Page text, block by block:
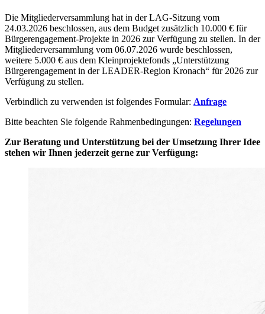
Die Mitgliederversammlung hat in der LAG-Sitzung vom
24.03.2026 beschlossen, aus dem Budget zusätzlich 10.000 € für
Bürgerengagement-Projekte in 2026 zur Verfügung zu stellen. In der
Mitgliederversammlung vom 06.07.2026 wurde beschlossen,
weitere 5.000 € aus dem Kleinprojektefonds „Unterstützung
Bürgerengagement in der LEADER-Region Kronach“ für 2026 zur
Verfügung zu stellen.
Verbindlich zu verwenden ist folgendes Formular: Anfrage
Bitte beachten Sie folgende Rahmenbedingungen: Regelungen
Zur Beratung und Unterstützung bei der Umsetzung Ihrer Idee
stehen wir Ihnen jederzeit gerne zur Verfügung: